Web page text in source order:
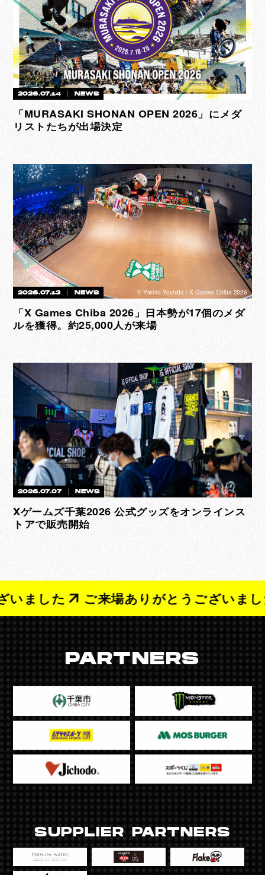
2026.07.14 NEWS
「MURASAKI SHONAN OPEN 2026」にメダ
リストたちが出場決定
2026.07.13 NEWS ©︎ Yoshio Yoshida / X Games Chiba 2026
「X Games Chiba 2026」日本勢が17個のメダ
ルを獲得。約25,000人が来場
2026.07.07 NEWS
Xゲームズ千葉2026 公式グッズをオンラインス
トアで販売開始
ました ご来場ありがとうございました
PARTNERS
SUPPLIER PARTNERS